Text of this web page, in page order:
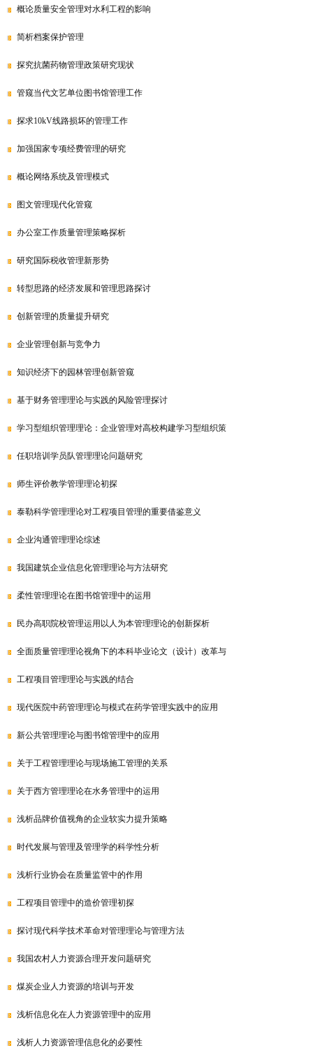
概论质量安全管理对水利工程的影响
简析档案保护管理
探究抗菌药物管理政策研究现状
管窥当代文艺单位图书馆管理工作
探求10kV线路损坏的管理工作
加强国家专项经费管理的研究
概论网络系统及管理模式
图文管理现代化管窥
办公室工作质量管理策略探析
研究国际税收管理新形势
转型思路的经济发展和管理思路探讨
创新管理的质量提升研究
企业管理创新与竞争力
知识经济下的园林管理创新管窥
基于财务管理理论与实践的风险管理探讨
学习型组织管理理论：企业管理对高校构建学习型组织策
任职培训学员队管理理论问题研究
师生评价教学管理理论初探
泰勒科学管理理论对工程项目管理的重要借鉴意义
企业沟通管理理论综述
我国建筑企业信息化管理理论与方法研究
柔性管理理论在图书馆管理中的运用
民办高职院校管理运用以人为本管理理论的创新探析
全面质量管理理论视角下的本科毕业论文（设计）改革与
工程项目管理理论与实践的结合
现代医院中药管理理论与模式在药学管理实践中的应用
新公共管理理论与图书馆管理中的应用
关于工程管理理论与现场施工管理的关系
关于西方管理理论在水务管理中的运用
浅析品牌价值视角的企业软实力提升策略
时代发展与管理及管理学的科学性分析
浅析行业协会在质量监管中的作用
工程项目管理中的造价管理初探
探讨现代科学技术革命对管理理论与管理方法
我国农村人力资源合理开发问题研究
煤炭企业人力资源的培训与开发
浅析信息化在人力资源管理中的应用
浅析人力资源管理信息化的必要性